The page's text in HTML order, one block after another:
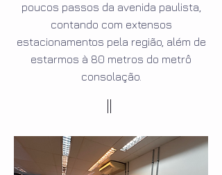
poucos passos da avenida paulista,
contando com extensos
estacionamentos pela região, além de
estarmos à 80 metros do metrô
consolação.